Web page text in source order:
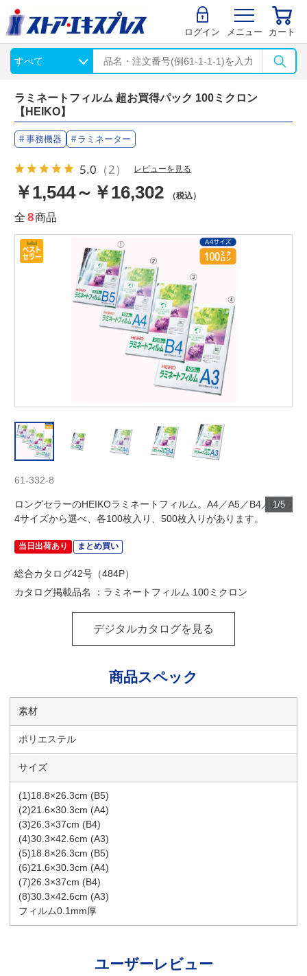
ログイン メニュー カート
ラミネートフィルム 超お買得パック 100ミクロン
【HEIKO】
事務機器 ラミネーター
5.0 （2） レビューを見る
￥1,544～￥16,302 （税込）
全 8商品
1/5
61-332-8
ロングセラーのHEIKOラミネートフィルム。A4／A5／B4／B5の
4サイズから選べ、各100枚入り、500枚入りがあります。
当日出荷あり まとめ買い
総合カタログ42号（484P）
カタログ掲載品名 ：ラミネートフィルム 100ミクロン
デジタルカタログを見る
商品スペック
素材
ポリエステル
サイズ
(1)18.8×26.3cm (B5)
(2)21.6×30.3cm (A4)
(3)26.3×37cm (B4)
(4)30.3×42.6cm (A3)
(5)18.8×26.3cm (B5)
(6)21.6×30.3cm (A4)
(7)26.3×37cm (B4)
(8)30.3×42.6cm (A3)
フィルム0.1mm厚
ユーザーレビュー